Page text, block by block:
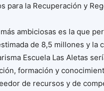
para la Recuperación y
ambiciosas es la que
de 8,5 millones y la
Escuela Las Aletas
formación y
de recursos y de